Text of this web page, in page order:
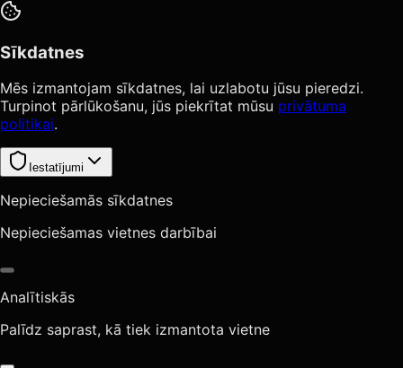
Sīkdatnes
Mēs izmantojam sīkdatnes, lai uzlabotu jūsu pieredzi.
Turpinot pārlūkošanu, jūs piekrītat mūsu privātuma
politikai.
Iestatījumi
Nepieciešamās sīkdatnes
Nepieciešamas vietnes darbībai
Analītiskās
Palīdz saprast, kā tiek izmantota vietne